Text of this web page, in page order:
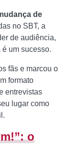
de
no SBT, a
de audiência,
um sucesso.
fãs e marcou o
formato
entrevistas
lugar como
o